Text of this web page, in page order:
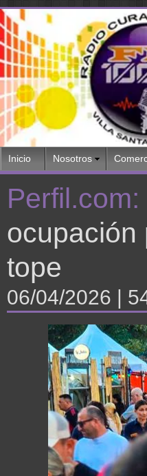
Inicio Nosotros
Perfil.com:
ocupación
tope
06/04/2026 |